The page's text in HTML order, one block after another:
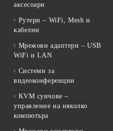
аксесоари
Рутери – WiFi, Mesh и
кабелни
Мрежови адаптери – USB
WiFi и LAN
Системи за
видеоконференции
KVM суичове –
управление на няколко
компютъра